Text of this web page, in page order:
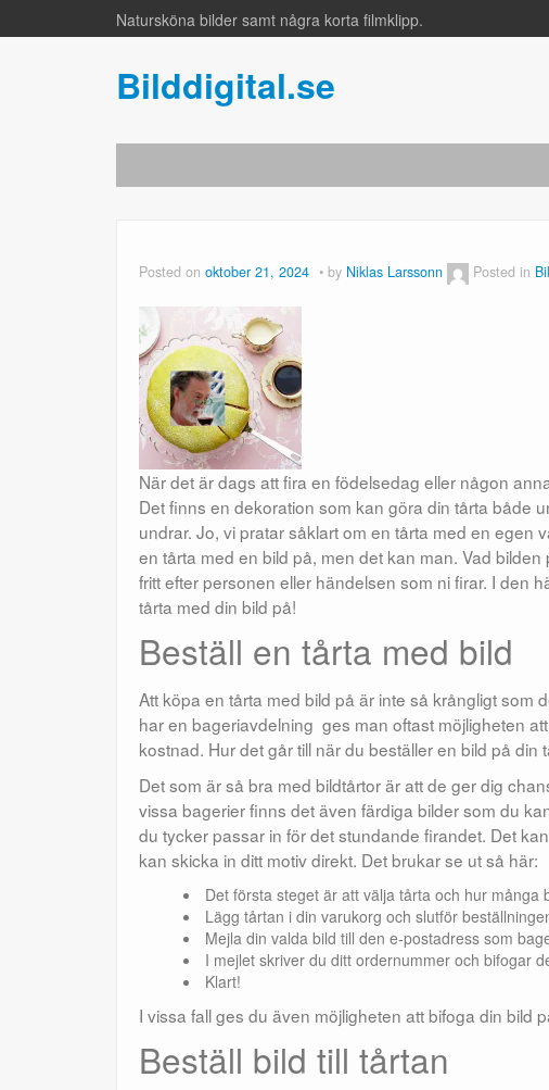
Natursköna bilder samt några korta filmklipp.
Bilddigital.se
Posted on oktober 21, 2024 by Niklas Larssonn Posted in
När det är dags att fira en födelsedag eller någon
Det finns en dekoration som kan göra din tårta både
undrar. Jo, vi pratar såklart om en tårta med en egen
en tårta med en bild på, men det kan man. Vad
fritt efter personen eller händelsen som ni firar. I den
tårta med din bild på!
Beställ en tårta med bild
Att köpa en tårta med bild på är inte så krångligt som
har en bageriavdelning ges man oftast möjligheten
kostnad. Hur det går till när du beställer en bild på
Det som är så bra med bildtårtor är att de ger dig
vissa bagerier finns det även färdiga bilder som du
du tycker passar in för det stundande firandet. Det
kan skicka in ditt motiv direkt. Det brukar se ut så här:
Det första steget är att välja tårta och hur många
Lägg tårtan i din varukorg och slutför
Mejla din valda bild till den e-postadress som
I mejlet skriver du ditt ordernummer och bifogar
Klart!
I vissa fall ges du även möjligheten att bifoga din bild
Beställ bild till tårtan